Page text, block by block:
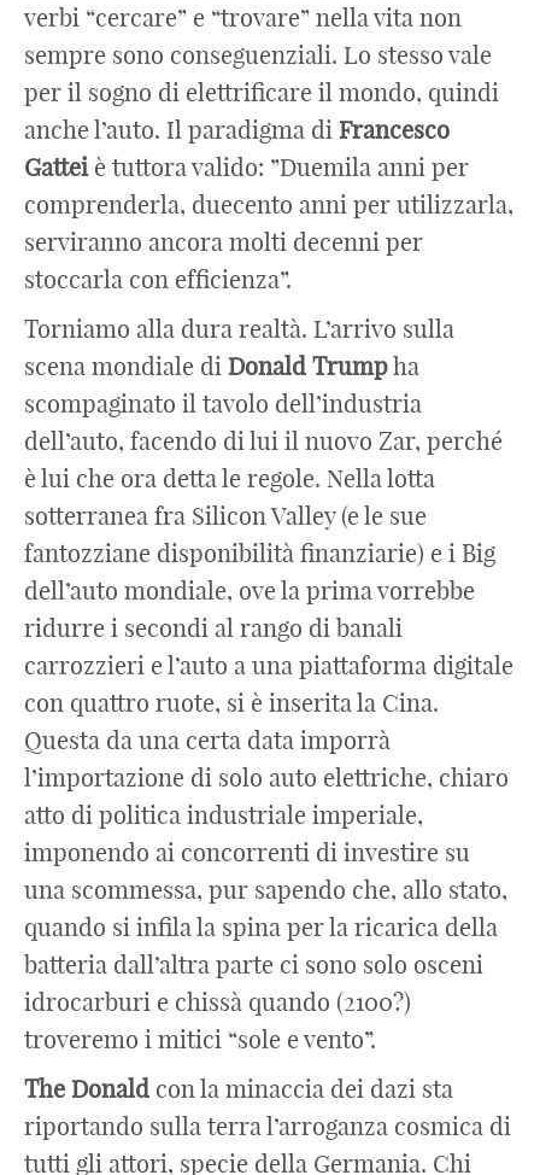
verbi “cercare” e “trovare” nella vita non
sempre sono conseguenziali. Lo stesso vale
per il sogno di elettrificare il mondo, quindi
anche l’auto. Il paradigma di Francesco
Gatteiè tuttora valido: ”Duemila anni per
comprenderla, duecento anni per utilizzarla,
serviranno ancora molti decenni per
stoccarla con efficienza”.
Torniamo alla dura realtà. L’arrivo sulla
scena mondiale di Donald Trumpha
scompaginato il tavolo dell’industria
dell’auto, facendo di lui il nuovo Zar, perché
è lui che ora detta le regole. Nella lotta
sotterranea fra Silicon Valley (e le sue
fantozziane disponibilità finanziarie) e i Big
dell’auto mondiale, ove la prima vorrebbe
ridurre i secondi al rango di banali
carrozzieri e l’auto a una piattaforma digitale
con quattro ruote, si è inserita la Cina.
Questa da una certa data imporrà
l’importazione di solo auto elettriche, chiaro
atto di politica industriale imperiale,
imponendo ai concorrenti di investire su
una scommessa, pur sapendo che, allo stato,
quando si infila la spina per la ricarica della
batteria dall’altra parte ci sono solo osceni
idrocarburi e chissà quando (2100?)
troveremo i mitici “sole e vento”.
The Donald con la minaccia dei dazi sta
riportando sulla terra l’arroganza cosmica di
tutti gli attori, specie della Germania. Chi